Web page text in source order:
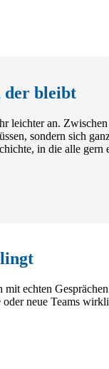
der bleibt
leichter an. Zwischen
sondern sich
in die alle gern
echten
neue Teams